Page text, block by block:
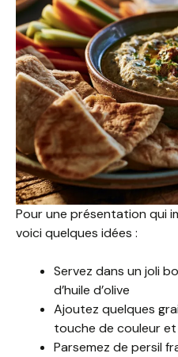
Pour une présentation qui
voici quelques idées :
Servez dans un joli
d’huile d’olive
Ajoutez quelques
touche de couleur
Parsemez de persil